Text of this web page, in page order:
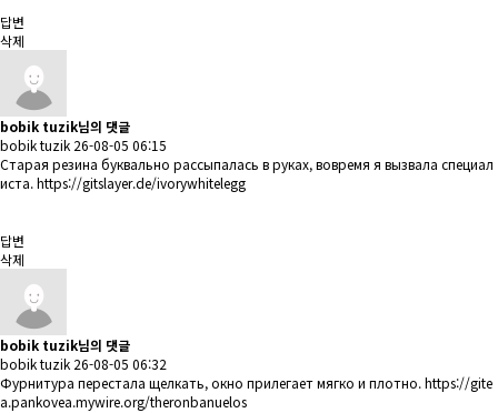
답변
삭제
bobik tuzik님의 댓글
bobik tuzik 26-08-05 06:15
Старая резина буквально рассыпалась в руках, вовремя я вызвала специал
иста.https://gitslayer.de/ivorywhitelegg
답변
삭제
bobik tuzik님의 댓글
bobik tuzik 26-08-05 06:32
Фурнитура перестала щелкать, окно прилегает мягко и плотно.https://gite
a.pankovea.mywire.org/theronbanuelos